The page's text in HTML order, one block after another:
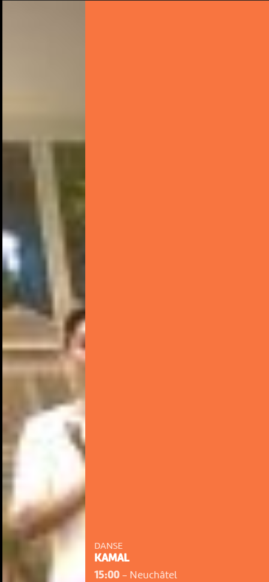
DANSE
KAMAL
15:00- Neuchâtel